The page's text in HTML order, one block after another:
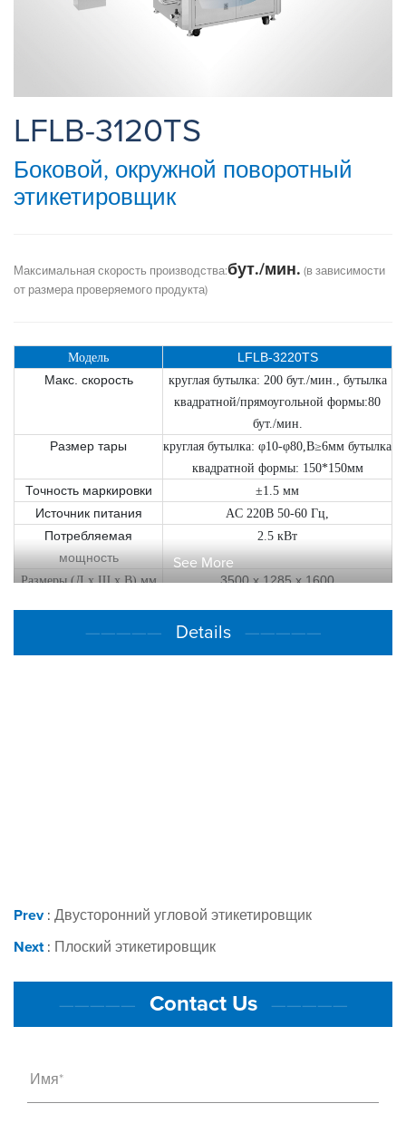
LFLB-3120TS
Боковой, окружной поворотный
этикетировщик
Максимальная скорость производства:бут./мин. (в зависимости
от размера проверяемого продукта)
Mодель
LFLB-3220TS
Макс. скорость
круглая бутылка: 200 бут./мин., бутылка
квадратной/прямоугольной формы:80
бут./мин.
Размер тары
круглая бутылка: φ10-φ80,В≥6мм бутылка
квадратной формы: 150*150мм
Точность маркировки ±1.5 мм
Источник питания AC 220В 50-60 Гц,
Потребляемая
мощность
2.5 кВт
Размеры (Д x Ш x В) мм
3500 x 1285 x 1600
See More
————— Details —————
Prev: Двусторонний угловой этикетировщик
Next: Плоский этикетировщик
————— Contact Us —————
Имя*